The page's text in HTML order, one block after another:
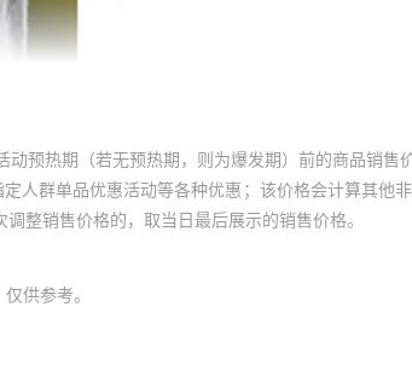
预热期（若无预热期，则为爆发期）前的商品销售
人群单品优惠活动等各种优惠；该价格会计算其他
整销售价格的，取当日最后展示的销售价格。
供参考。